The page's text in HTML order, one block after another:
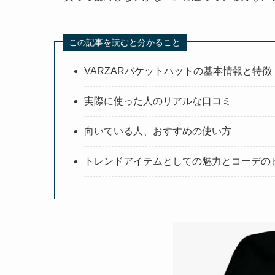
この記事を読むと分かること
VARZARバケットハットの基本情報と特徴
実際に使った人のリアルな口コミ
向いている人、おすすめの使い方
トレンドアイテムとしての魅力とコーデの